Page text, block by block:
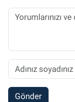
Gönder